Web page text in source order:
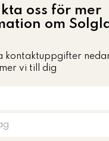
oss för mer
om
kontaktuppgifter
vi till dig